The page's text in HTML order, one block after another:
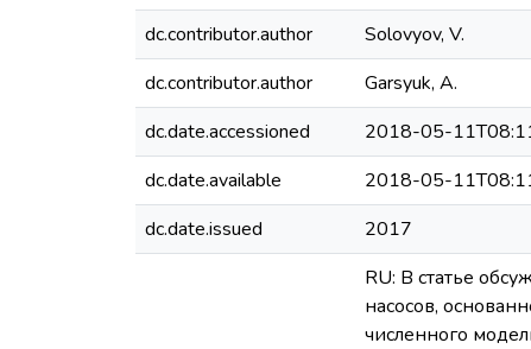
dc.contributor.author
Solovyov, V.
dc.contributor.author
Garsyuk, A.
dc.date.accessioned
2018-05-
dc.date.available
2018-05-
dc.date.issued
2017
RU: В статье
насосов,
численного